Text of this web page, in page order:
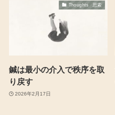
Thoughts 思索
鍼は最小の介入で秩序を取
り戻す
2026年2月17日